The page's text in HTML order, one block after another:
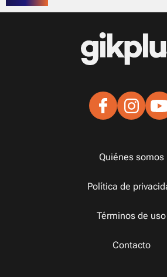
Quiénes somos
Política de
Términos de uso
Contacto